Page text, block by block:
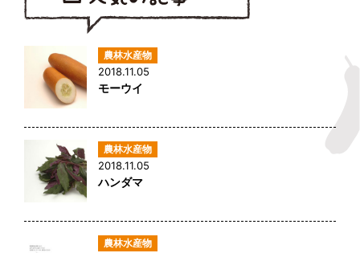
2018.11.05
モーウイ
2018.11.05
ハンダマ